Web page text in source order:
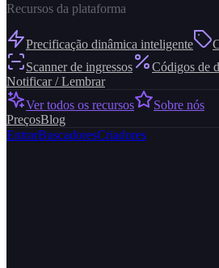
Recursos da plataforma
Precificação dinâmica inteligente
Scanner de ingressos
Códigos de
Notificar / Lembrar
Ver todos os recursos
Sobre nós
PreçosBlog
EntrarBuscadoresCriadores